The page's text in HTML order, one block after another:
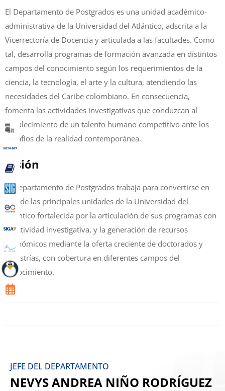
El Departamento de Postgrados es una unidad académico-
administrativa de la Universidad del Atlántico, adscrita a la
Vicerrectoría de Docencia y articulada a las facultades. Como
tal, desarrolla programas de formación avanzada en distintos
campos del conocimiento según los requerimientos de la
ciencia, la tecnología, el arte y la cultura, atendiendo las
necesidades del Caribe colombiano. En consecuencia,
fomenta las actividades investigativas que conduzcan al
fortalecimiento de un talento humano competitivo ante los
desafíos de la realidad contemporánea.
Visión
El Departamento de Postgrados trabaja para convertirse en
una de las principales unidades de la Universidad del
Atlántico fortalecida por la articulación de sus programas con
la actividad investigativa, y la generación de recursos
económicos mediante la oferta creciente de doctorados y
maestrías, con cobertura en diferentes campos del
conocimiento.
Normatividad
JEFE DEL DEPARTAMENTO
NEVYS ANDREA NIÑO RODRÍGUEZ